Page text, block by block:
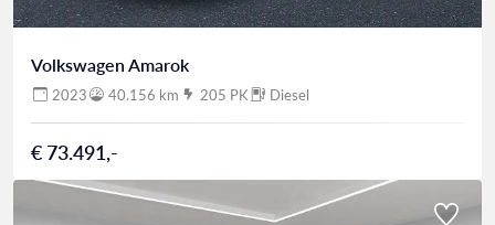
Volkswagen Amarok
2023 40.156 km 205 PK Diesel
€ 73.491,-